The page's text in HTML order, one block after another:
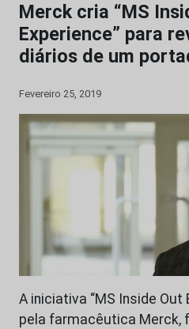
Merck cria “MS
Experience” para
diários de um
Fevereiro 25, 2019
A iniciativa “MS Inside Out
pela farmacêutica Merck,